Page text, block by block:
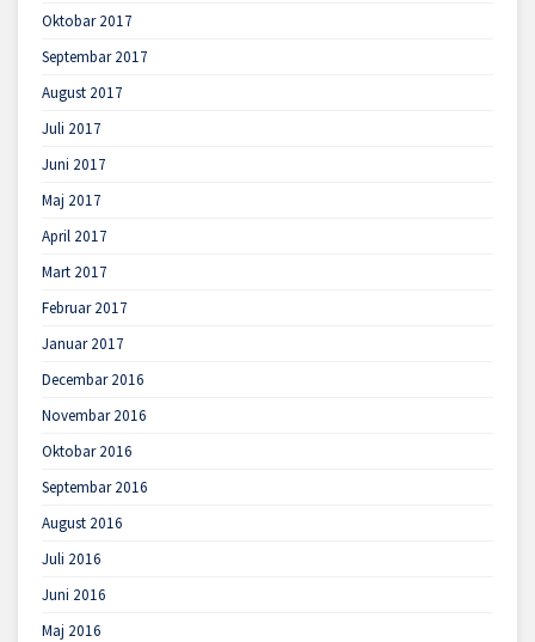
Oktobar 2017
Septembar 2017
August 2017
Juli 2017
Juni 2017
Maj 2017
April 2017
Mart 2017
Februar 2017
Januar 2017
Decembar 2016
Novembar 2016
Oktobar 2016
Septembar 2016
August 2016
Juli 2016
Juni 2016
Maj 2016